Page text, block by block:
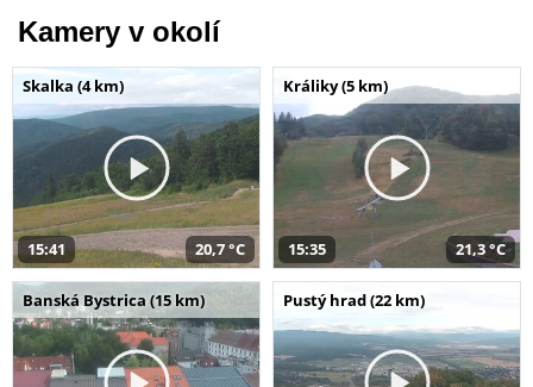
Kamery v okolí
Skalka (4 km)
15:41 20,7 °C
Králiky (5 km)
15:35 21,3 °C
Banská Bystrica (15 km) Pustý hrad (22 km)